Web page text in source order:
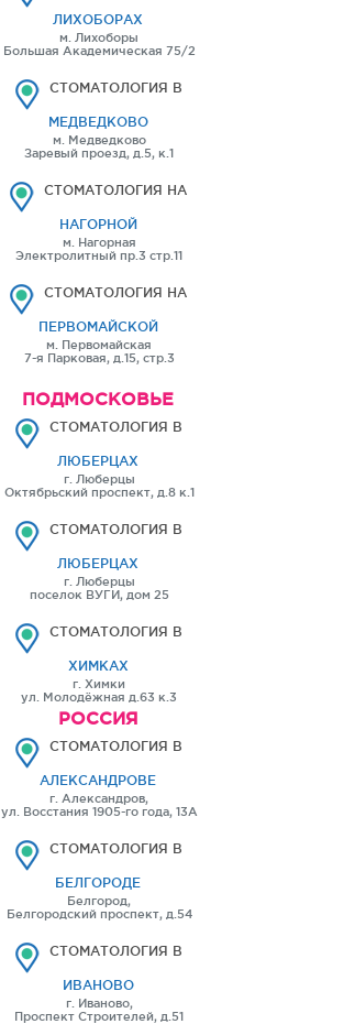
ЛИХОБОРАХ
м. Лихоборы
Большая Академическая 75/2
СТОМАТОЛОГИЯ В
МЕДВЕДКОВО
м. Медведково
Заревый проезд, д.5, к.1
СТОМАТОЛОГИЯ НА
НАГОРНОЙ
м. Нагорная
Электролитный пр.3 стр.11
СТОМАТОЛОГИЯ НА
ПЕРВОМАЙСКОЙ
м. Первомайская
7-я Парковая, д.15, стр.3
ПОДМОСКОВЬЕ
СТОМАТОЛОГИЯ В
ЛЮБЕРЦАХ
г. Люберцы
Октябрьский проспект, д.8 к.1
СТОМАТОЛОГИЯ В
ЛЮБЕРЦАХ
г. Люберцы
поселок ВУГИ, дом 25
СТОМАТОЛОГИЯ В
ХИМКАХ
г. Химки
ул. Молодёжная д.63 к.3
РОССИЯ
СТОМАТОЛОГИЯ В
АЛЕКСАНДРОВЕ
г. Александров,
ул. Восстания 1905-го года, 13А
СТОМАТОЛОГИЯ В
БЕЛГОРОДЕ
Белгород,
Белгородский проспект, д.54
СТОМАТОЛОГИЯ В
ИВАНОВО
г. Иваново,
Проспект Строителей, д.51